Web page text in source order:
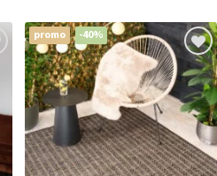
promo -40%